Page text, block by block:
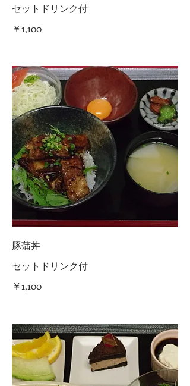
セットドリンク付
￥1,100
豚蒲丼
セットドリンク付
￥1,100